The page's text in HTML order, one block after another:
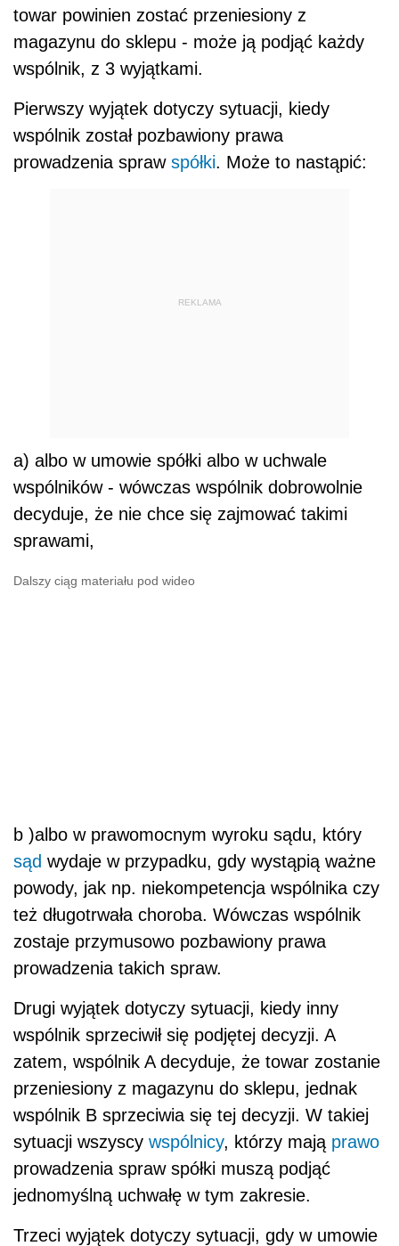
towar powinien zostać przeniesiony z
magazynu do sklepu - może ją podjąć każdy
wspólnik, z 3 wyjątkami.
Pierwszy wyjątek dotyczy sytuacji, kiedy
wspólnik został pozbawiony prawa
prowadzenia spraw spółki. Może to nastąpić:
REKLAMA
a) albo w umowie spółki albo w uchwale
wspólników - wówczas wspólnik dobrowolnie
decyduje, że nie chce się zajmować takimi
sprawami,
Dalszy ciąg materiału pod wideo
b )albo w prawomocnym wyroku sądu, który
sąd wydaje w przypadku, gdy wystąpią ważne
powody, jak np. niekompetencja wspólnika czy
też długotrwała choroba. Wówczas wspólnik
zostaje przymusowo pozbawiony prawa
prowadzenia takich spraw.
Drugi wyjątek dotyczy sytuacji, kiedy inny
wspólnik sprzeciwił się podjętej decyzji. A
zatem, wspólnik A decyduje, że towar zostanie
przeniesiony z magazynu do sklepu, jednak
wspólnik B sprzeciwia się tej decyzji. W takiej
sytuacji wszyscy wspólnicy, którzy mają prawo
prowadzenia spraw spółki muszą podjąć
jednomyślną uchwałę w tym zakresie.
Trzeci wyjątek dotyczy sytuacji, gdy w umowie